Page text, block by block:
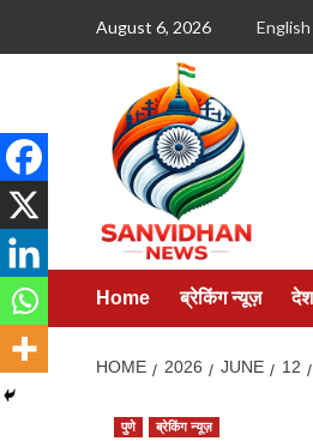
August 6, 2026 English
Home ब्रेकिंग न्यूज़
HOME 2026 JUNE 12
पुणे ब्रेकिंग न्यूज़